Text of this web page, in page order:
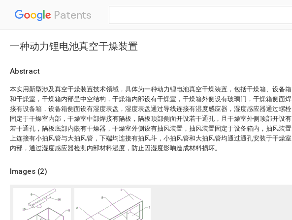
Patents
一种动力锂电池真空干燥装置
Abstract
本实用新型涉及真空干燥装置技术领域，具体为一种动力锂电池真空干燥装置，包括干燥箱、设备箱
和干燥室，干燥箱内部呈中空结构，干燥箱内部设有干燥室，干燥箱外侧设有玻璃门，干燥箱侧面焊
接有设备箱，设备箱侧面设有湿度表盘，湿度表盘通过导线连接有湿度感应器，湿度感应器通过螺栓
固定于干燥室内部，干燥室中部焊接有隔板，隔板顶部侧面开设若干通孔，且干燥室外侧顶部开设有
若干通孔，隔板底部内嵌有干燥器，干燥室外侧设有抽风装置，抽风装置固定于设备箱内，抽风装置
上连接有小抽风管与大抽风管，下端均连接有抽风斗，小抽风管和大抽风管均通过通孔安装于干燥室
内部，通过湿度感应器检测内部材料湿度，防止因湿度影响造成材料损坏。
Images (2)